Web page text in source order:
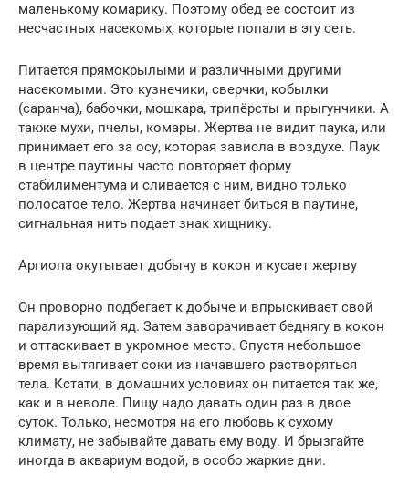
маленькому комарику. Поэтому обед ее состоит из
несчастных насекомых, которые попали в эту сеть.
Питается прямокрылыми и различными другими
насекомыми. Это кузнечики, сверчки, кобылки
(саранча), бабочки, мошкара, трипёрсты и прыгунчики. А
также мухи, пчелы, комары. Жертва не видит паука, или
принимает его за осу, которая зависла в воздухе. Паук
в центре паутины часто повторяет форму
стабилиментума и сливается с ним, видно только
полосатое тело. Жертва начинает биться в паутине,
сигнальная нить подает знак хищнику.
Аргиопа окутывает добычу в кокон и кусает жертву
Он проворно подбегает к добыче и впрыскивает свой
парализующий яд. Затем заворачивает беднягу в кокон
и оттаскивает в укромное место. Спустя небольшое
время вытягивает соки из начавшего растворяться
тела. Кстати, в домашних условиях он питается так же,
как и в неволе. Пищу надо давать один раз в двое
суток. Только, несмотря на его любовь к сухому
климату, не забывайте давать ему воду. И брызгайте
иногда в аквариум водой, в особо жаркие дни.